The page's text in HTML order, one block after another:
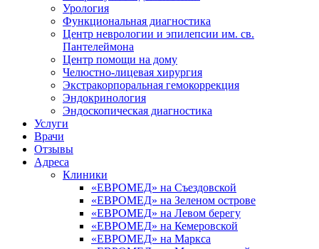
Урология
Функциональная диагностика
Центр неврологии и эпилепсии им. св.
Пантелеймона
Центр помощи на дому
Челюстно-лицевая хирургия
Экстракорпоральная гемокоррекция
Эндокринология
Эндоскопическая диагностика
Услуги
Врачи
Отзывы
Адреса
Клиники
«ЕВРОМЕД» на Съездовской
«ЕВРОМЕД» на Зеленом острове
«ЕВРОМЕД» на Левом берегу
«ЕВРОМЕД» на Кемеровской
«ЕВРОМЕД» на Маркса